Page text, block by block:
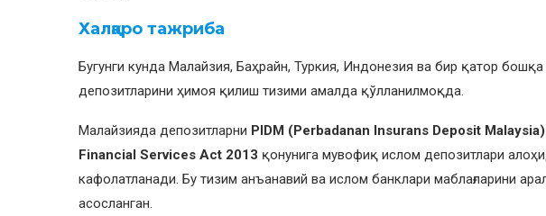
Халқаро тажриба
Бугунги кунда Малайзия, Баҳрайн, Туркия, Индонезия ва бир қатор
депозитларини ҳимоя қилиш тизими амалда қўлланилмоқда.
Малайзияда депозитларни PIDM (Perbadanan Insurans Deposit Malaysia)
Financial Services Act 2013 қонунига мувофиқ ислом депозитлари
кафолатланади. Бу тизим анъанавий ва ислом банклари маблағларини
асосланган.